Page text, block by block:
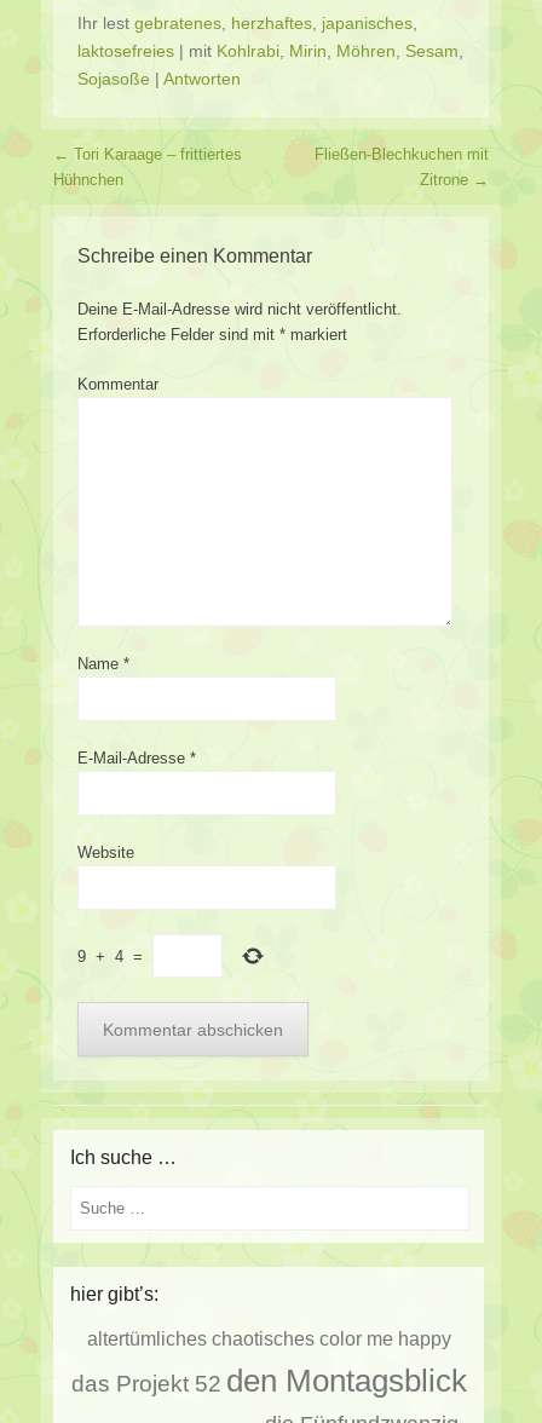
Ihr lest gebratenes, herzhaftes, japanisches,
laktosefreies | mit Kohlrabi, Mirin, Möhren, Sesam,
Sojasoße | Antworten
Beitragsverzeichnis
← Tori Karaage – frittiertes
Hühnchen
Fließen-Blechkuchen mit
Zitrone →
Schreibe einen Kommentar
Deine E-Mail-Adresse wird nicht veröffentlicht.
Erforderliche Felder sind mit * markiert
Kommentar
Name *
E-Mail-Adresse *
Website
9 + 4 =
Ich suche …
Suche
hier gibt’s:
altertümliches chaotisches color me happy
das Projekt 52 den Montagsblick